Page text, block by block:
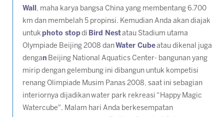
Wall , maha karya bangsa China yang membentang 6.700
km dan membelah 5 propinsi. Kemudian Anda akan diajak
untuk photo stopdi Bird Nestatau Stadium utama
Olympiade Beijing 2008 dan Water Cubeatau dikenal juga
dengan Beijing National Aquatics Center- bangunan yang
mirip dengan gelembung ini dibangun untuk kompetisi
renang Olimpiade Musim Panas 2008, saat ini sebagian
interiornya dijadikan water park rekreasi “Happy Magic
Watercube". Malam hari Anda berkesempatan